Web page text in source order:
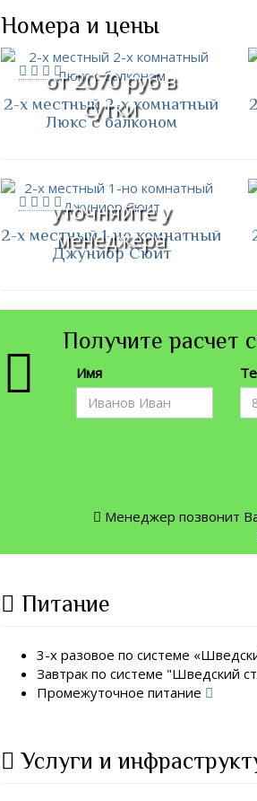
Номера и цены
от 2070 руб в
сутки
2-х местный 2-х комнатный
Люкс с балконом
уточняйте у
менеджера
2-х местный 1-но комнатный
Джуниор Сюит
Получите расчет
Имя
Менеджер позвонит
Питание
3-х разовое по системе
Завтрак по системе "Шведский
Промежуточное питание
Услуги и